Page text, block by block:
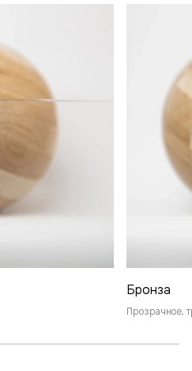
Бронза
Прозрачное,